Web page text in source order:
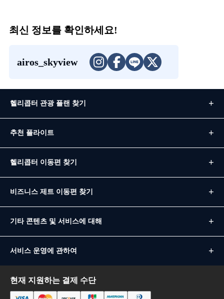
최신 정보를 확인하세요!
airos_skyview
헬리콥터 관광 플랜 찾기
추천 플라이트
헬리콥터 이동편 찾기
비즈니스 제트 이동편 찾기
기타 콘텐츠 및 서비스에 대해
서비스 운영에 관하여
현재 지원하는 결제 수단